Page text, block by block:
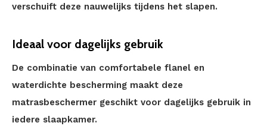
verschuift deze nauwelijks tijdens het slapen.
Ideaal voor dagelijks gebruik
De combinatie van comfortabele flanel en
waterdichte bescherming maakt deze
matrasbeschermer geschikt voor dagelijks gebruik in
iedere slaapkamer.